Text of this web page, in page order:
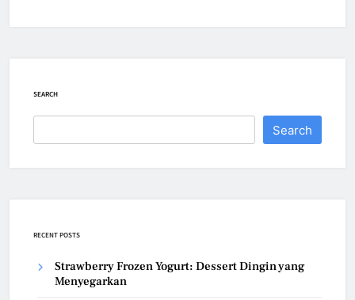
SEARCH
Search
RECENT POSTS
Strawberry Frozen Yogurt: Dessert Dingin yang
Menyegarkan